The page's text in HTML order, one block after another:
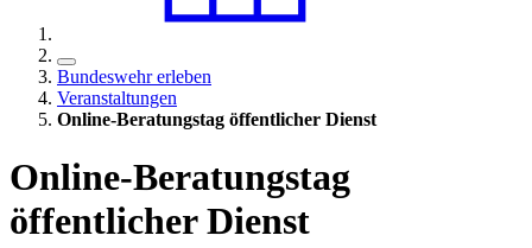
Bundeswehr erleben
Veranstaltungen
Online-Beratungstag öffentlicher Dienst
Online-Beratungstag
öffentlicher Dienst